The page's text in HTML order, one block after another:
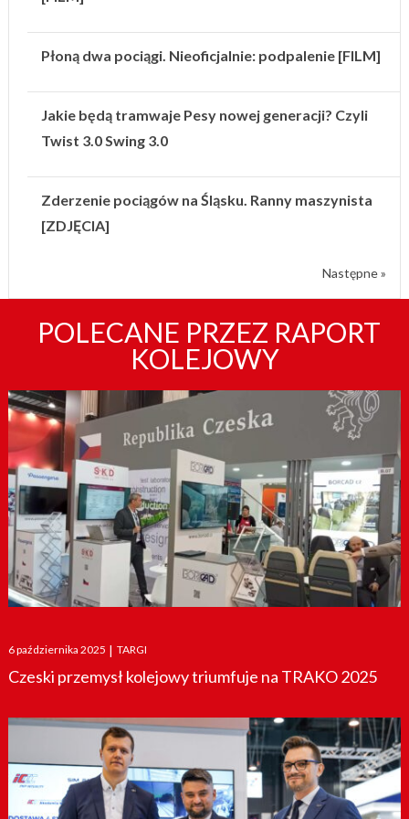
Płoną dwa pociągi. Nieoficjalnie: podpalenie [FILM]
Jakie będą tramwaje Pesy nowej generacji? Czyli
Twist 3.0 Swing 3.0
Zderzenie pociągów na Śląsku. Ranny maszynista
[ZDJĘCIA]
Następne »
POLECANE PRZEZ RAPORT
KOLEJOWY
Posted
on
6 października 2025 TARGI
Czeski przemysł kolejowy triumfuje na TRAKO 2025